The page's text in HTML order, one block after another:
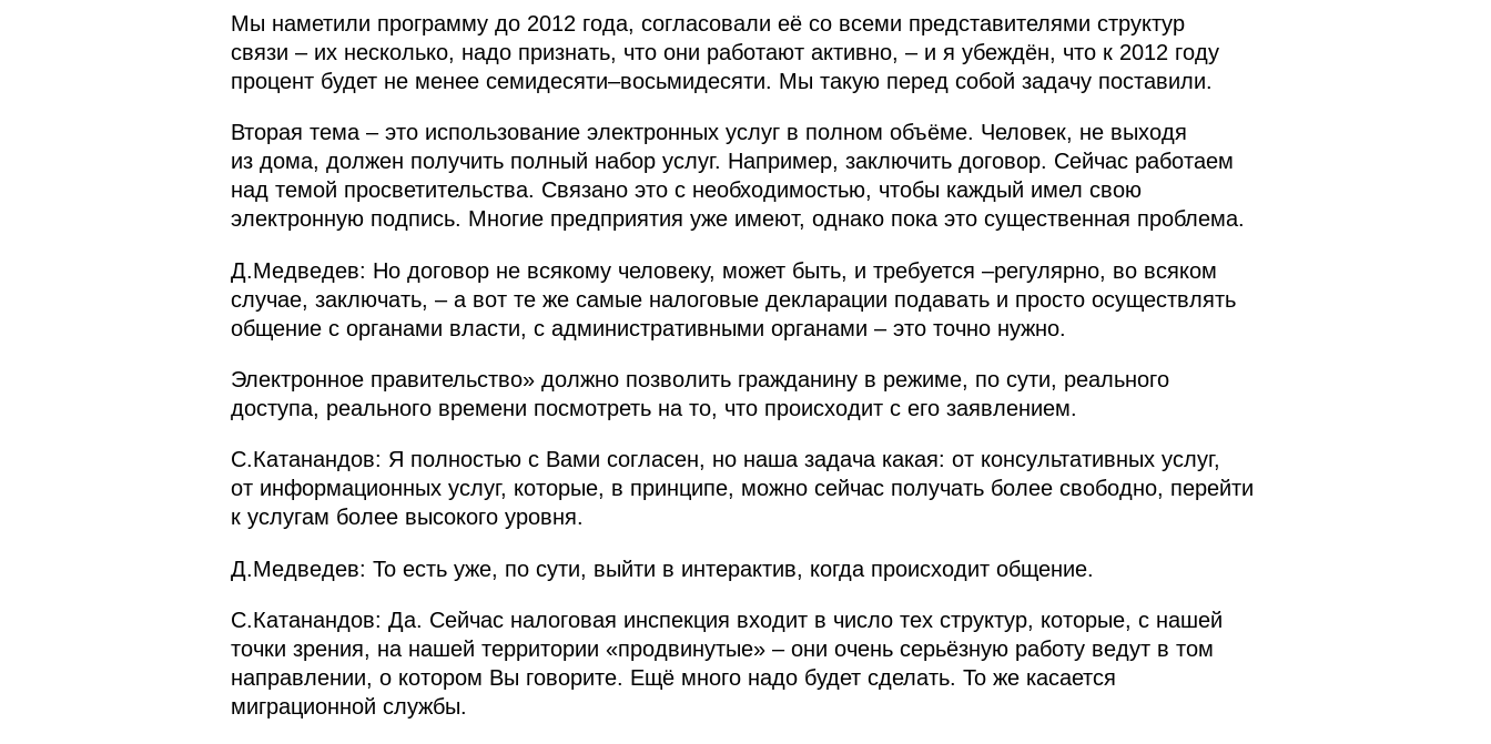
Мы наметили программу до 2012 года, согласовали её со всеми представителями структур
связи – их несколько, надо признать, что они работают активно, – и я убеждён, что к 2012 году
процент будет не менее семидесяти–восьмидесяти. Мы такую перед собой задачу поставили.
Вторая тема – это использование электронных услуг в полном объёме. Человек, не выходя
из дома, должен получить полный набор услуг. Например, заключить договор. Сейчас работаем
над темой просветительства. Связано это с необходимостью, чтобы каждый имел свою
электронную подпись. Многие предприятия уже имеют, однако пока это существенная проблема.
Д.Медведев: Но договор не всякому человеку, может быть, и требуется –регулярно, во всяком
случае, заключать, – а вот те же самые налоговые декларации подавать и просто осуществлять
общение с органами власти, с административными органами – это точно нужно.
Электронное правительство» должно позволить гражданину в режиме, по сути, реального
доступа, реального времени посмотреть на то, что происходит с его заявлением.
С.Катанандов: Я полностью с Вами согласен, но наша задача какая: от консультативных услуг,
от информационных услуг, которые, в принципе, можно сейчас получать более свободно, перейти
к услугам более высокого уровня.
Д.Медведев: То есть уже, по сути, выйти в интерактив, когда происходит общение.
С.Катанандов: Да. Сейчас налоговая инспекция входит в число тех структур, которые, с нашей
точки зрения, на нашей территории «продвинутые» – они очень серьёзную работу ведут в том
направлении, о котором Вы говорите. Ещё много надо будет сделать. То же касается
миграционной службы.